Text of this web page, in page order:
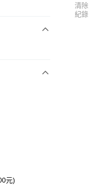
元)
清除
紀錄